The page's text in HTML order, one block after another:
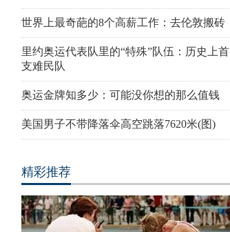
世界上最奇葩的8个高薪工作：去伦敦搬砖
里约奥运代表队里的“特殊”队伍：历史上首
支难民队
奥运金牌知多少：可能没你想的那么值钱
美国男子不带降落伞高空跳落7620米(图)
精彩推荐